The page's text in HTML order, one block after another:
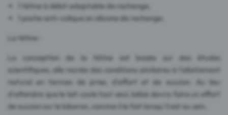
1 tétine à débit adaptable de rechange,
1 poche anti-colique en silicone de rechange.
La tétine :
La conception de la tétine est basée sur des études
scientifiques, elle recrée des conditions similaires à l'allaitement
naturel en termes de prise, d'effort et de succion. Au lieu
d'attendre que le lait coule tout seul, bébé devra faire un effort
de succion sur le biberon, comme il le fait lorsqu'il est au sein.